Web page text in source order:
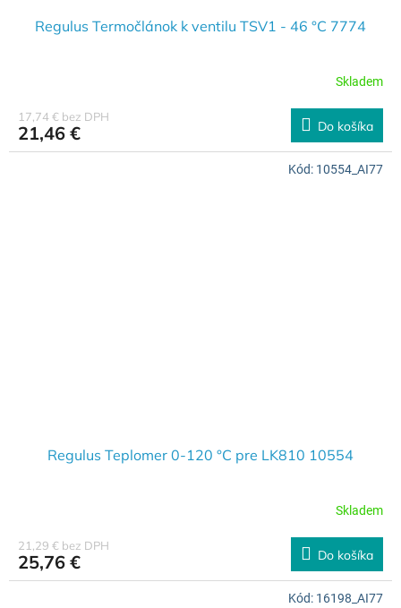
Regulus Termočlánok k ventilu TSV1 - 46 °C 7774
Skladem
17,74 € bez DPH
21,46 € Do košíka
Regulus Teplomer 0-120 °C pre LK810 10554
Skladem
21,29 € bez DPH
25,76 € Do košíka
Kód: 10554_AI77
Kód: 16198_AI77